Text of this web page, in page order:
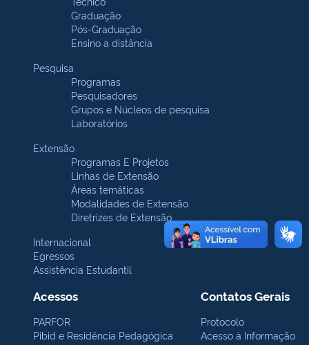
Graduação
Pós-Graduação
Ensino a distância
Pesquisa
Programas
Pesquisadores
Grupos e Núcleos de pesquisa
Laboratórios
Extensão
Programas E Projetos
Linhas de Extensão
Áreas temáticas
Modalidades de Extensão
Diretrizes de Extensão
Internacional
Egressos
Assistência Estudantil
Acessos
PARFOR
Pibid e Residência Pedagógica
Contatos Gerais
Protocolo
Acesso à Informação